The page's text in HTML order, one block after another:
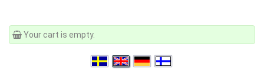
Your cart is empty.